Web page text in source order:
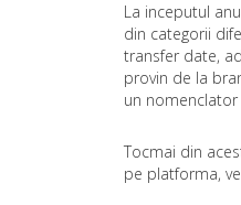
La inceputul
din categorii
transfer date,
provin de la
un
Tocmai din
pe platforma,